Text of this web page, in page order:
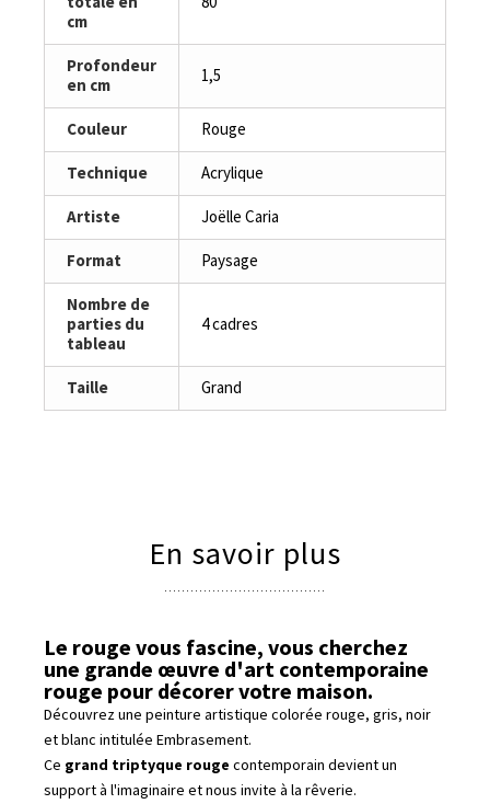
cm
Profondeur
en cm
1,5
Couleur Rouge
Technique Acrylique
Artiste Joëlle Caria
Format Paysage
Nombre de
parties du
tableau
4 cadres
Taille Grand
En savoir plus
Le rouge vous fascine, vous cherchez
une grande œuvre d'art contemporaine
rouge pour décorer votre maison.
Découvrez une peinture artistique colorée rouge, gris, noir
et blanc intitulée Embrasement.
Ce grand triptyque rouge contemporain devient un
support à l'imaginaire et nous invite à la rêverie.